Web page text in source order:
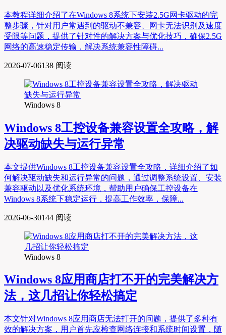
本教程详细介绍了在Windows 8系统下安装2.5G网卡驱动的完
整步骤，针对用户常遇到的驱动不兼容、网卡无法识别及速度
受限等问题，提供了针对性的解决方案与优化技巧，确保2.5G
网络的高速稳定传输，解决系统兼容性障碍...
2026-07-06138 阅读
Windows 8
Windows 8工控设备兼容设置全攻略，解
决驱动缺失与运行异常
本文提供Windows 8工控设备兼容设置全攻略，详细介绍了如
何解决驱动缺失和运行异常的问题，通过调整系统设置、安装
兼容驱动以及优化系统环境，帮助用户确保工控设备在
Windows 8系统下稳定运行，提高工作效率，保障...
2026-06-30144 阅读
Windows 8
Windows 8应用商店打不开的完美解决方
法，这几招让你轻松搞定
本文针对Windows 8应用商店无法打开的问题，提供了多种有
效的解决方案，用户首先应检查网络连接和系统时间设置，随